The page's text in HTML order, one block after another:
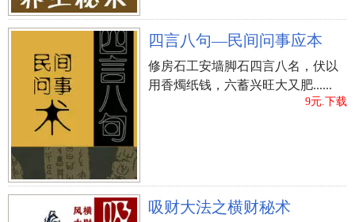
四言八句—民间问事应本
修房石工安墙脚石四言八名，伏以
用香燭纸钱，六蓄兴旺大又肥......
9元.下载
吸财大法之横财秘术